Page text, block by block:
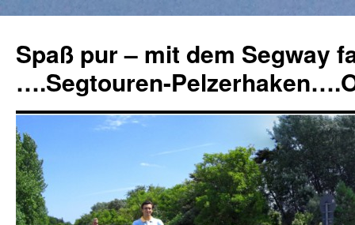
Spaß pur – mit dem Segway
….Segtouren-